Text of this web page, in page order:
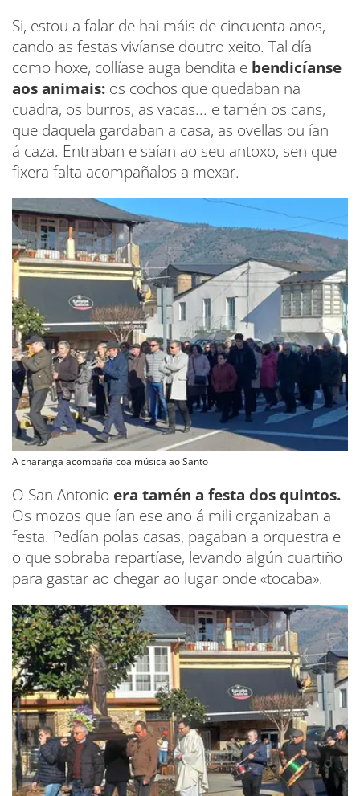
Si, estou a falar de hai máis de cincuenta anos,
cando as festas vivíanse doutro xeito. Tal día
como hoxe, collíase auga bendita e bendicíanse
aos animais: os cochos que quedaban na
cuadra, os burros, as vacas... e tamén os cans,
que daquela gardaban a casa, as ovellas ou ían
á caza. Entraban e saían ao seu antoxo, sen que
fixera falta acompañalos a mexar.
A charanga acompaña coa música ao Santo
O San Antonio era tamén a festa dos quintos.
Os mozos que ían ese ano á mili organizaban a
festa. Pedían polas casas, pagaban a orquestra e
o que sobraba repartíase, levando algún cuartiño
para gastar ao chegar ao lugar onde «tocaba».